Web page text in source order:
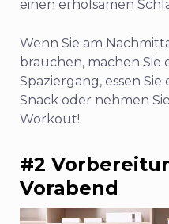
einen erholsamen
Wenn Sie am
brauchen, machen
Spaziergang, essen
Snack oder nehmen
Workout!
#2
Vorabend